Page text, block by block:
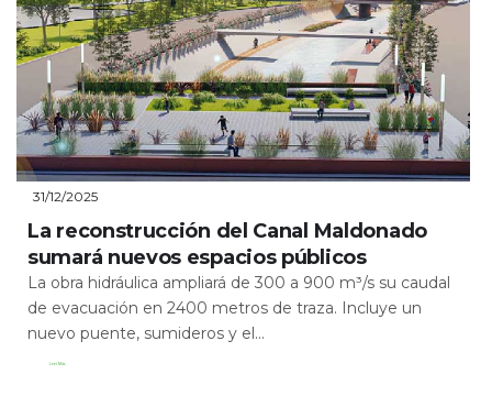
31/12/2025
La reconstrucción del Canal Maldonado
sumará nuevos espacios públicos
La obra hidráulica ampliará de 300 a 900 m³/s su caudal
de evacuación en 2400 metros de traza. Incluye un
nuevo puente, sumideros y el...
Leer Más